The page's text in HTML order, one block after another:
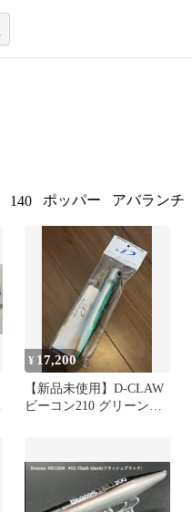
140 ポッパー アバランチ
¥ 17,200
【新品未使用】D-CLAW
ビーコン210 グリーンバ